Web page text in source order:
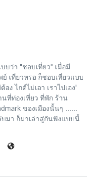
ว่า "ชอบเที่ยว" เมื่อมี
เที่ยวหรอ ก็ชอบเที่ยวแบบ
อง ไกด์ไม่เอา เราไปเอง"
ที่ท่องเที่ยว ที่พัก ร้าน
ของเมืองนั้นๆ ......
บมา ก็มาเล่าสู่กันฟังแบบนี้